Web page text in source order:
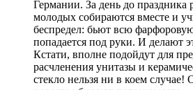
Германии. За день до праздника
молодых собираются вместе и
беспредел: бьют всю
попадается под руки. И делают
Кстати, вполне подойдут для
расчленения унитазы и
стекло нельзя ни в коем